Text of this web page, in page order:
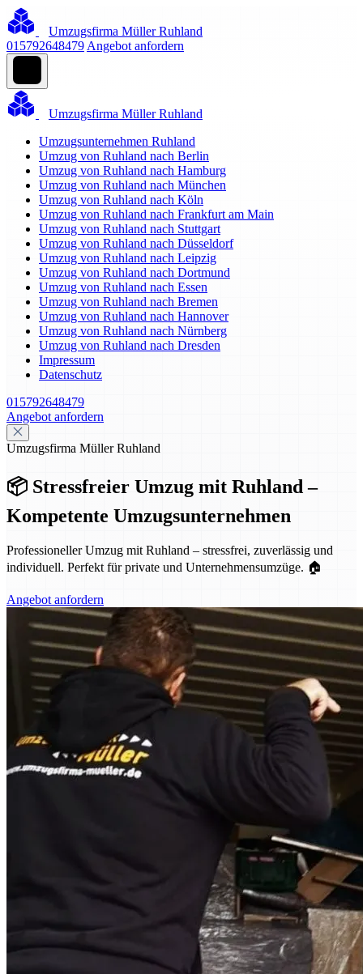
Umzugsfirma Müller Ruhland
015792648479 Angebot anfordern
Umzugsfirma Müller Ruhland
Umzugsunternehmen Ruhland
Umzug von Ruhland nach Berlin
Umzug von Ruhland nach Hamburg
Umzug von Ruhland nach München
Umzug von Ruhland nach Köln
Umzug von Ruhland nach Frankfurt am Main
Umzug von Ruhland nach Stuttgart
Umzug von Ruhland nach Düsseldorf
Umzug von Ruhland nach Leipzig
Umzug von Ruhland nach Dortmund
Umzug von Ruhland nach Essen
Umzug von Ruhland nach Bremen
Umzug von Ruhland nach Hannover
Umzug von Ruhland nach Nürnberg
Umzug von Ruhland nach Dresden
Impressum
Datenschutz
015792648479
Angebot anfordern
Umzugsfirma Müller Ruhland
📦 Stressfreier Umzug mit Ruhland –
Kompetente Umzugsunternehmen
Professioneller Umzug mit Ruhland – stressfrei, zuverlässig und
individuell. Perfekt für private und Unternehmensumzüge. 🏠
Angebot anfordern